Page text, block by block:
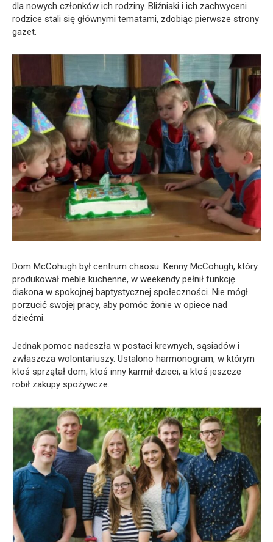
dla nowych członków ich rodziny. Bliźniaki i ich zachwyceni
rodzice stali się głównymi tematami, zdobiąc pierwsze strony
gazet.
Dom McCohugh był centrum chaosu. Kenny McCohugh, który
produkował meble kuchenne, w weekendy pełnił funkcję
diakona w spokojnej baptystycznej społeczności. Nie mógł
porzucić swojej pracy, aby pomóc żonie w opiece nad
dziećmi.
Jednak pomoc nadeszła w postaci krewnych, sąsiadów i
zwłaszcza wolontariuszy. Ustalono harmonogram, w którym
ktoś sprzątał dom, ktoś inny karmił dzieci, a ktoś jeszcze
robił zakupy spożywcze.